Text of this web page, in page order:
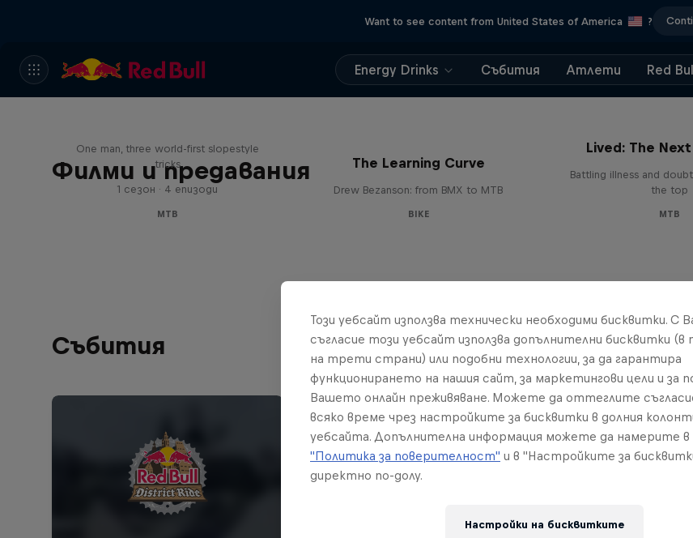
Want to see content from United States of America ?
Energy Drinks Събития Атлети Red
Филми и предавания
Design and Conquer with
One man, three world-first slopestyle
tricks
1 сезон · 4 епизоди
MTB
The Learning Curve
Drew Bezanson: from BMX to MTB
BIKE
Lived: The
Battling illness and
the top
MTB
Събития
Този уебсайт използва технически необходими бисквитки. С
съгласие този уебсайт използва допълнителни бисквитки (в
на трети страни) или подобни технологии, за да гарантира
функционирането на нашия сайт, за маркетингови цели и за
Вашето онлайн преживяване. Можете да оттеглите
всяко време чрез настройките за бисквитки в долния
уебсайта. Допълнителна информация можете да намерите
"Политика за поверителност" и в "Настройките за
директно по-долу.
Настройки на бисквитките